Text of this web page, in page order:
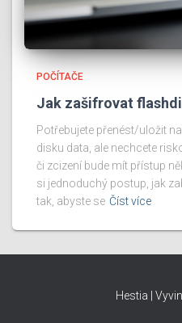
POČÍTAČE
Jak zašifrovat
Potřebujete přenést/uložit
disku data, ale nechcete
či zcizení bude mít přístup
si jednoduchý postup, jak
tak, abyste se Číst více
Hestia |